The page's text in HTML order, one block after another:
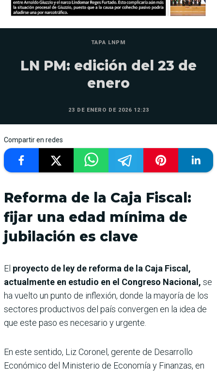
TAPA LNPM
LN PM: edición del 23 de
enero
23 DE ENERO DE 2026 12:23
Compartir en redes
Reforma de la Caja Fiscal:
fijar una edad mínima de
jubilación es clave
El proyecto de ley de reforma de la Caja Fiscal,
actualmente en estudio en el Congreso Nacional, se
ha vuelto un punto de inflexión, donde la mayoría de los
sectores productivos del país convergen en la idea de
que este paso es necesario y urgente.
En este sentido, Liz Coronel, gerente de Desarrollo
Económico del Ministerio de Economía y Finanzas, en